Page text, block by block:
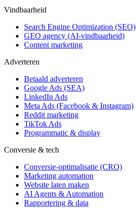
Vindbaarheid
Search Engine Optimization (SEO)
GEO agency (AI-vindbaarheid)
Content marketing
Adverteren
Betaald adverteren
Google Ads (SEA)
LinkedIn Ads
Meta Ads (Facebook & Instagram)
Reddit marketing
TikTok Ads
Programmatic & display
Conversie & tech
Conversie-optimalisatie (CRO)
Marketing automation
Website laten maken
AI Agents & Automation
Rapportering & data